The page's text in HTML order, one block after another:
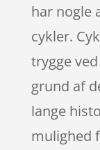
har nogle
cykler.
trygge
grund af
lange
mulighed